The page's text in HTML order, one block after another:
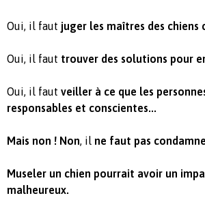
Oui, il faut juger les maîtres des chiens
Oui, il faut trouver des solutions pour
Oui, il faut veiller à ce que les
responsables et conscientes...
Mais non ! Non, il ne faut pas
Museler un chien pourrait avoir un
malheureux.